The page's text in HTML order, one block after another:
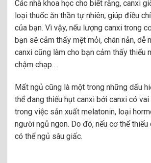
Các nhà khoa học cho biết rằng, canxi
loại thuốc ăn thần tự nhiên, giúp điều
của bạn. Vì vậy, nếu lượng canxi trong
bạn sẽ cảm thấy mệt mỏi, chán nản, dễ
canxi cũng làm cho bạn cảm thấy thiếu
chậm chạp….
Mất ngủ cũng là một trong những dấu
thể đang thiếu hụt canxi bởi canxi có
trong việc sản xuất melatonin, loại
người ngủ ngon. Do đó, nếu cơ thể thiếu
có thể ngủ sâu giấc.